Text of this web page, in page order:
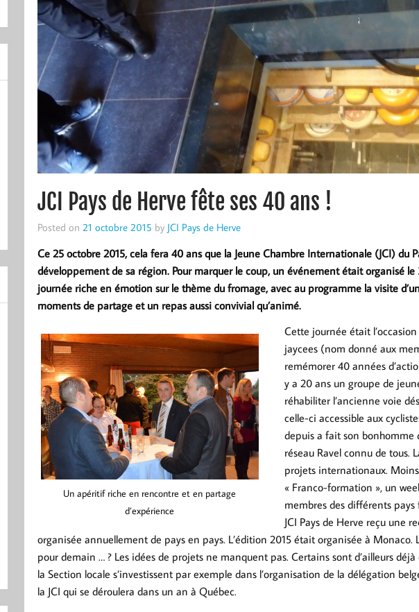
JCI Pays de Herve fête ses 40 ans !
Posted on 21 octobre 2015 by JCI Pays de Herve
Ce 25 octobre 2015, cela fera 40 ans que la Jeune Chambre Internationale (JCI) du
développement de sa région. Pour marquer le coup, un événement était organisé
journée riche en émotion sur le thème du fromage, avec au programme la visite
moments de partage et un repas aussi convivial qu’animé.
Un apéritif riche en rencontre et en partage
d’expérience
Cette journée était
jaycees (nom donné aux
remémorer 40 années
y a 20 ans un groupe de
réhabiliter l’ancienne voie
celle-ci accessible aux
depuis a fait son bonhomme
réseau Ravel connu de tous.
projets internationaux.
« Franco-formation », un
membres des différents
JCI Pays de Herve reçu une
organisée annuellement de pays en pays. L’édition 2015 était organisée à Monaco.
pour demain … ? Les idées de projets ne manquent pas. Certains sont d’ailleurs
la Section locale s’investissent par exemple dans l’organisation de la délégation
la JCI qui se déroulera dans un an à Québec.